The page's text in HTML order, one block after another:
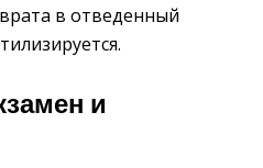
в отведенный
и